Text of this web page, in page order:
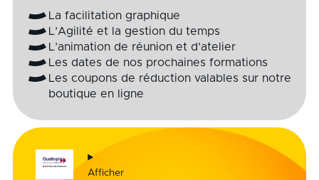
La facilitation graphique
L’Agilité et la gestion du temps
L’animation de réunion et d’atelier
Les dates de nos prochaines formations
Les coupons de réduction valables sur notre
boutique en ligne
Afficher